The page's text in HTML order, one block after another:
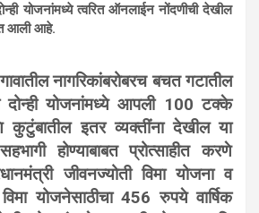
योजनांमध्ये त्वरित ऑनलाईन नोंदणीची देखील
आली आहे.
नागरिकांबरोबरच बचत गटातील
दोन्ही योजनांमध्ये आपली 100 टक्के
कुटुंबातील इतर व्यक्तींना देखील या
होण्याबाबत प्रोत्साहीत करणे
जीवनज्योती विमा योजना व
योजनेसाठीचा 456 रुपये वार्षिक